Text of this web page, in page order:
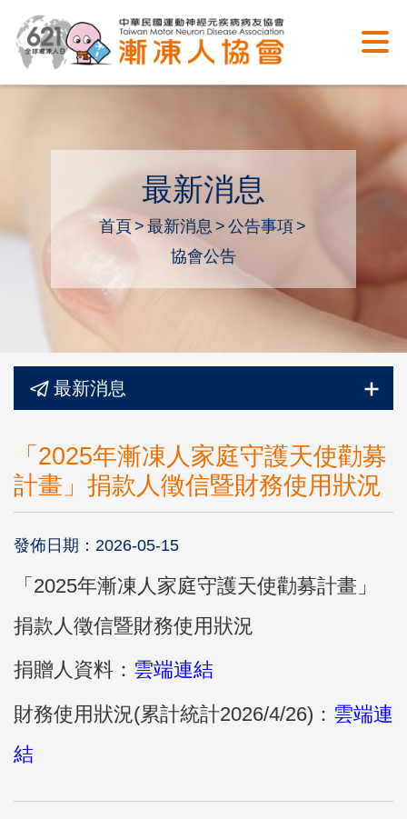
最新消息
首頁 最新消息
公告事項
協會公告
最新消息
「2025年漸凍人家庭守護天使勸募
計畫」捐款人徵信暨財務使用狀況
發佈日期：2026-05-15
「2025年漸凍人家庭守護天使勸募計畫」
捐款人徵信暨財務使用狀況
捐贈人資料： 雲端連結
財務使用狀況(累計統計2026/4/26)： 雲端連
結